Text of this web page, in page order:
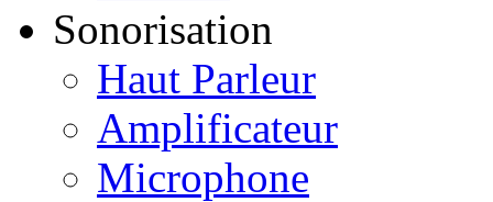
Sonorisation
Haut Parleur
Amplificateur
Microphone